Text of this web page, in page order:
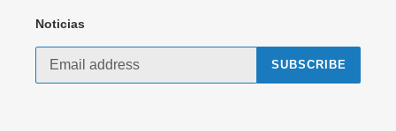
Noticias
SUBSCRIBE